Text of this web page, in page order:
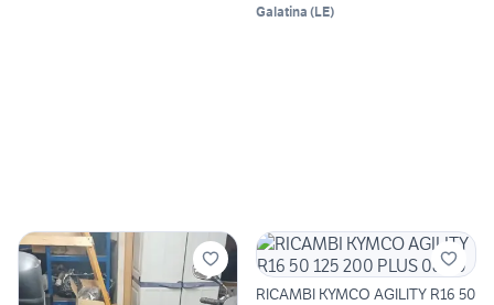
Galatina (LE)
RICAMBI KYMCO AGILITY R16 50